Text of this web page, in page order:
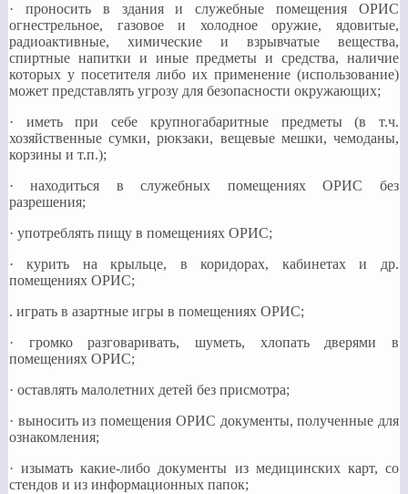
· проносить в здания и служебные помещения ОРИС
огнестрельное, газовое и холодное оружие, ядовитые,
радиоактивные, химические и взрывчатые вещества,
спиртные напитки и иные предметы и средства, наличие
которых у посетителя либо их применение (использование)
может представлять угрозу для безопасности окружающих;
· иметь при себе крупногабаритные предметы (в т.ч.
хозяйственные сумки, рюкзаки, вещевые мешки, чемоданы,
корзины и т.п.);
· находиться в служебных помещениях ОРИС без
разрешения;
· употреблять пищу в помещениях ОРИС;
· курить на крыльце, в коридорах, кабинетах и др.
помещениях ОРИС;
. играть в азартные игры в помещениях ОРИС;
· громко разговаривать, шуметь, хлопать дверями в
помещениях ОРИС;
· оставлять малолетних детей без присмотра;
· выносить из помещения ОРИС документы, полученные для
ознакомления;
· изымать какие-либо документы из медицинских карт, со
стендов и из информационных папок;